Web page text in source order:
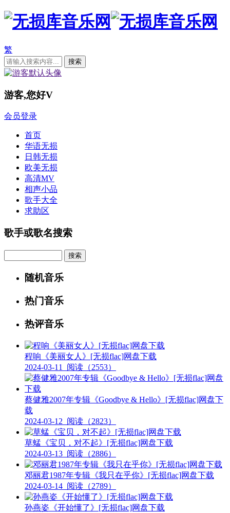
繁
游客,您好V
会员登录
首页
华语无损
日韩无损
欧美无损
高清MV
相声小品
歌手大全
求助区
歌手或歌名搜索
随机音乐
热门音乐
热评音乐
程响《美丽女人》[无损flac]网盘下载
2024-03-11
阅读（2553）
蔡健雅2007年专辑《Goodbye & Hello》[无损flac]网盘下
载
2024-03-12 阅读（2823）
草蜢《宝贝，对不起》[无损flac]网盘下载
2024-03-13 阅读（2886）
邓丽君1987年专辑《我只在乎你》[无损flac]网盘下载
2024-03-14 阅读（2789）
孙燕姿《开始懂了》[无损flac]网盘下载